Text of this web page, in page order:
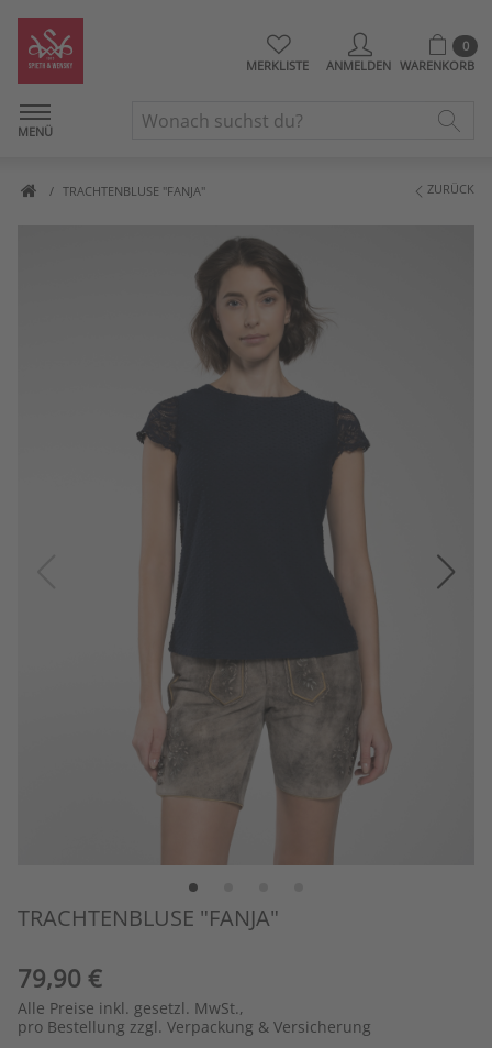
MERKLISTE ANMELDEN
0
WARENKORB
MENÜ
TRACHTENBLUSE "FANJA" ZURÜCK
Artikelbilder überspringen
TRACHTENBLUSE "FANJA"
79,90 €
Alle Preise inkl. gesetzl. MwSt.,
pro Bestellung zzgl. Verpackung & Versicherung